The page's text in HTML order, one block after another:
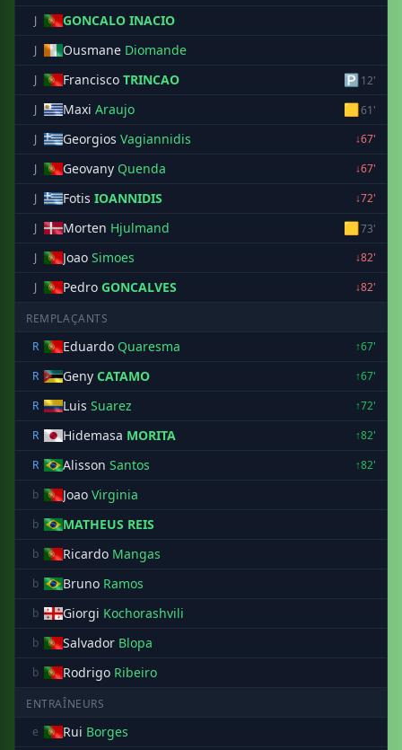
J GONCALO INACIO
J Ousmane Diomande
J Francisco TRINCAO 🅿12'
J
Maxi Araujo 🟨61'
J
Georgios Vagiannidis
↓67'
J
Geovany Quenda
↓67'
J
Fotis IOANNIDIS
↓72'
J
Morten Hjulmand 🟨73'
J
Joao Simoes
↓82'
J
Pedro GONCALVES ↓82'
REMPLAÇANTS
R
Eduardo Quaresma
↑67'
R
Geny CATAMO
↑67'
R
Luis Suarez
↑72'
R
Hidemasa MORITA
↑82'
R
Alisson Santos
↑82'
b
Joao Virginia
b MATHEUS REIS
b Ricardo Mangas
b Bruno Ramos
b Giorgi Kochorashvili
b Salvador Blopa
b Rodrigo Ribeiro
ENTRAÎNEURS
e
Rui Borges